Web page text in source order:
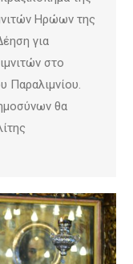
Ηρώων της
για
στο
Παραλιμνίου.
θα